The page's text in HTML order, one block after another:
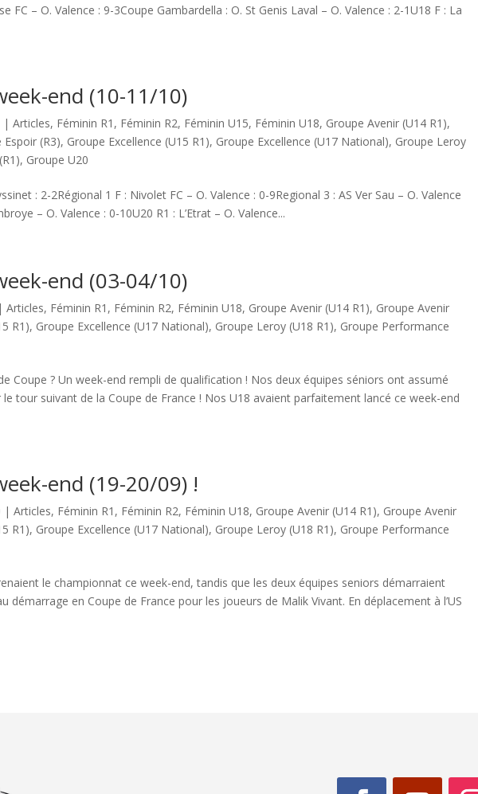
FC – O. Valence : 9-3Coupe Gambardella : O. St Genis Laval – O. Valence : 2-1U18 F : La
end (10-11/10)
|Articles, Féminin R1 , Féminin R2, Féminin U15, Féminin U18, Groupe Avenir (U14 R1),
Espoir (R3), Groupe Excellence (U15 R1), Groupe Excellence (U17 National), Groupe Leroy
, Groupe U20
: 2-2Régional 1 F : Nivolet FC – O. Valence : 0-9Regional 3 : AS Ver Sau – O. Valence
– O. Valence : 0-10U20 R1 : L’Etrat – O. Valence...
end (03-04/10)
|Articles, Féminin R1 , Féminin R2, Féminin U18, Groupe Avenir (U14 R1), Groupe Avenir
R1), Groupe Excellence (U17 National), Groupe Leroy (U18 R1), Groupe Performance
Coupe ? Un week-end rempli de qualification ! Nos deux équipes séniors ont assumé
tour suivant de la Coupe de France ! Nos U18 avaient parfaitement lancé ce week-end
end (19-20/09) !
|Articles, Féminin R1 , Féminin R2, Féminin U18, Groupe Avenir (U14 R1), Groupe Avenir
R1), Groupe Excellence (U17 National), Groupe Leroy (U18 R1), Groupe Performance
le championnat ce week-end, tandis que les deux équipes seniors démarraient
démarrage en Coupe de France pour les joueurs de Malik Vivant. En déplacement à l’US